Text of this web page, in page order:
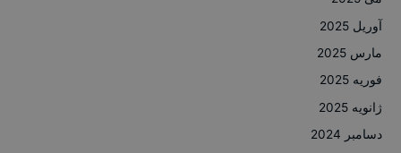
آوریل 2025
مارس 2025
فوریه 2025
ژانویه 2025
دسامبر 2024